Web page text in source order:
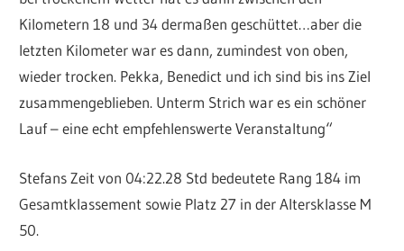
Kilometern 18 und 34 dermaßen geschüttet…aber die
letzten Kilometer war es dann, zumindest von oben,
wieder trocken. Pekka, Benedict und ich sind bis ins Ziel
zusammengeblieben. Unterm Strich war es ein schöner
Lauf – eine echt empfehlenswerte Veranstaltung“
Stefans Zeit von 04:22.28 Std bedeutete Rang 184 im
Gesamtklassement sowie Platz 27 in der Altersklasse M
50.